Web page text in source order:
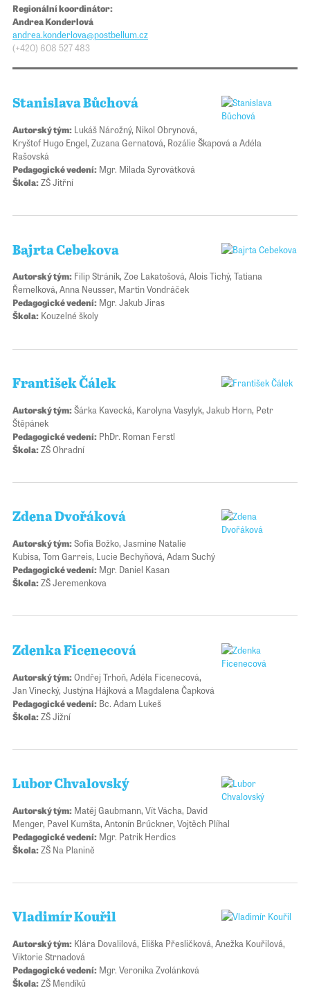
Regionální koordinátor:
Andrea Konderlová
andrea.konderlova@​​postbellum.cz
(+420) 608 527 483
Stanislava Bůchová
Autorský tým: Lukáš Nárožný, Nikol Obrynová,
Kryštof Hugo Engel, Zuzana Gernatová, Rozálie Škapová a Adéla
Rašovská
Pedagogické vedení: Mgr. Milada Syrovátková
Škola:ZŠ Jitřní
Bajrta Cebekova
Autorský tým: Filip Stráník, Zoe Lakatošová, Alois Tichý, Tatiana
Řemelková, Anna Neusser, Martin Vondráček
Pedagogické vedení: Mgr. Jakub Jiras
Škola: Kouzelné školy
František Čálek
Autorský tým:Šárka Kavecká, Karolyna Vasylyk, Jakub Horn, Petr
Štěpánek
Pedagogické vedení: PhDr. Roman Ferstl
Škola:ZŠ Ohradní
Zdena Dvořáková
Autorský tým:Sofia Božko, Jasmine Natalie
Kubisa, Tom Garreis, Lucie Bechyňová, Adam Suchý
Pedagogické vedení: Mgr. Daniel Kasan
Škola:ZŠ Jeremenkova
Zdenka Ficenecová
Autorský tým:Ondřej Trhoň, Adéla Ficenecová,
Jan Vinecký, Justýna Hájková a Magdalena Čapková
Pedagogické vedení: Bc. Adam Lukeš
Škola:ZŠ Jižní
Lubor Chvalovský
Autorský tým: Matěj Gaubmann, Vít Vácha, David
Menger, Pavel Kumšta, Antonín Brűckner, Vojtěch Plíhal
Pedagogické vedení: Mgr. Patrik Herdics
Škola:ZŠ Na Planině
Vladimír Kouřil
Autorský tým: Klára Dovalilová, Eliška Přesličková, Anežka Kouřilová,
Viktorie Strnadová
Pedagogické vedení: Mgr. Veronika Zvolánková
Škola:ZŠ Mendíků